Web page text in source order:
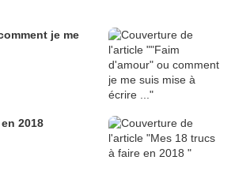
je me
2018